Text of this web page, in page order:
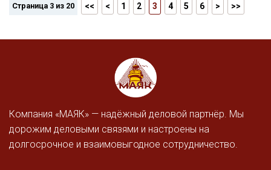
Страница 3 из 20 << < 1 2 3 4 5 6 > >>
Компания «МАЯК» — надёжный деловой партнёр. Мы
дорожим деловыми связями и настроены на
долгосрочное и взаимовыгодное сотрудничество.